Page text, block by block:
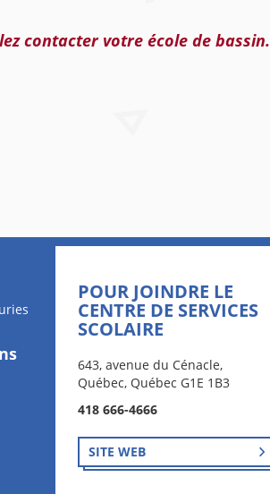
contacter votre école de bassin.
POUR JOINDRE LE
CENTRE DE SERVICES
SCOLAIRE
643, avenue du Cénacle,
Québec, Québec G1E 1B3
418 666-4666
SITE WEB